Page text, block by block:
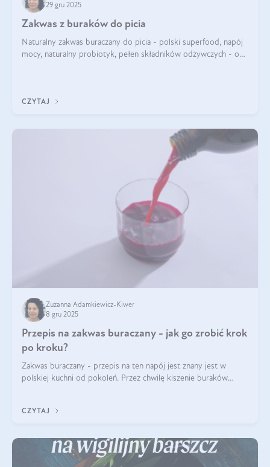
29 gru 2025
Zakwas z buraków do picia
Naturalny zakwas buraczany do picia - polski superfood, napój
mocy, naturalny probiotyk, pełen składników odżywczych - o
CZYTAJ
Zuzanna Adamkiewicz-Kiwer
8 gru 2025
Przepis na zakwas buraczany - jak go zrobić krok
po kroku?
Zakwas buraczany - przepis na ten napój jest znany jest w
polskiej kuchni od pokoleń. Przez chwilę kiszenie buraków
CZYTAJ